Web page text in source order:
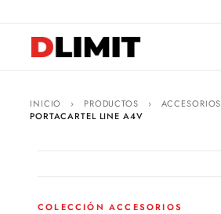
INICIO › PRODUCTOS › ACCESORIOS
PORTACARTEL LINE A4V
COLECCIÓN ACCESORIOS